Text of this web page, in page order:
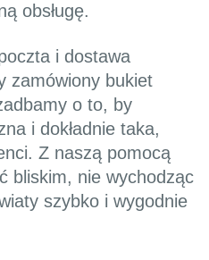
obsługę.
i dostawa
zamówiony bukiet
o to, by
i dokładnie taka,
Z naszą pomocą
bliskim, nie wychodząc
szybko i wygodnie